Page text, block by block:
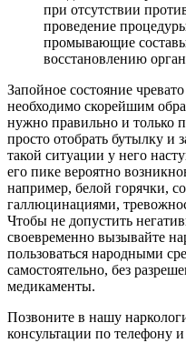
при отсутствии
проведение
промывающие
восстановлению
Запойное состояние
необходимо скорейшим
нужно правильно и только
просто отобрать бутылку и
такой ситуации у него
его пике вероятно
например, белой горячки,
галлюцинациями,
Чтобы не допустить
своевременно вызывайте
пользоваться народными
самостоятельно, без
медикаменты.
Позвоните в нашу
консультации по телефону